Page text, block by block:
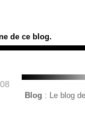
de ce blog.
Blog : Le blog